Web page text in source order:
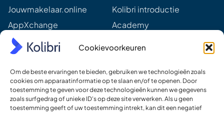
Cookievoorkeuren
Om de beste ervaringen te bieden, gebruiken we technologieën zoals
cookies om apparaatinformatie op te slaan en/of te openen. Door
toestemming te geven voor deze technologieën kunnen we gegevens
zoals surfgedrag of unieke ID's op deze site verwerken. Als u geen
toestemming geeft of uw toestemming intrekt, kan dit een negatief
*Jouwmakelaar.online
AppXchange
Mediapartners
Prijzen
Kolibri introductie
Academy
Aankomende webinars &
events
Meer van Kolibri
Kolibri voor developers
Ons DNA
Ons team